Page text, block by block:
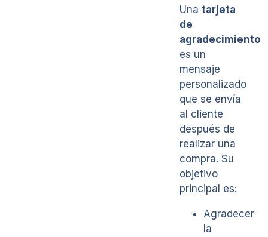
Una tarjeta
de
agradecimiento
es un
mensaje
personalizado
que se envía
al cliente
después de
realizar una
compra. Su
objetivo
principal es:
Agradecer
la